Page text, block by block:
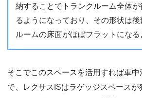
納することでトランクルーム全体
るようになっており、その形状は
ルームの床面がほぼフラットになる
そこでこのスペースを活用すれば車
で、レクサスISはラゲッジスペースが